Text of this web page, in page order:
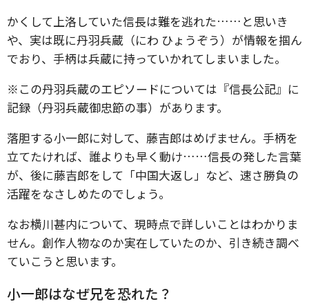
かくして上洛していた信長は難を逃れた……と思いき
や、実は既に丹羽兵蔵（にわ ひょうぞう）が情報を掴ん
でおり、手柄は兵蔵に持っていかれてしまいました。
※この丹羽兵蔵のエピソードについては『信長公記』に
記録（丹羽兵蔵御忠節の事）があります。
落胆する小一郎に対して、藤吉郎はめげません。手柄を
立てたければ、誰よりも早く動け……信長の発した言葉
が、後に藤吉郎をして「中国大返し」など、速さ勝負の
活躍をなさしめたのでしょう。
なお横川甚内について、現時点で詳しいことはわかりま
せん。創作人物なのか実在していたのか、引き続き調べ
ていこうと思います。
小一郎はなぜ兄を恐れた？